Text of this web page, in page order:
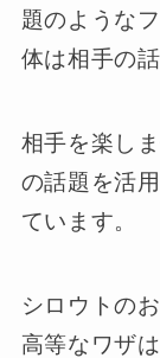
題のような
体は相手の
相手を楽し
の話題を活
ています。
シロウトの
高等なワザ